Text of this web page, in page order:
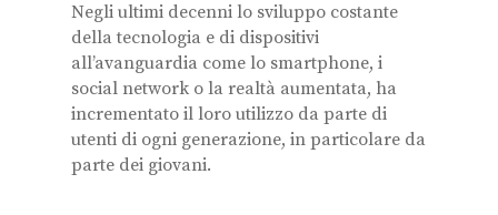
Negli ultimi decenni lo sviluppo costante
della tecnologia e di dispositivi
all’avanguardia come lo smartphone, i
social network o la realtà aumentata, ha
incrementato il loro utilizzo da parte di
utenti di ogni generazione, in particolare da
parte dei giovani.